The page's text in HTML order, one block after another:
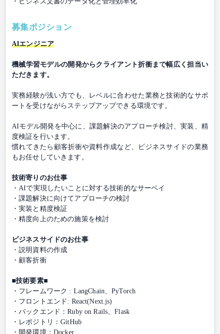
募集ポジション
AIエンジニア
機械学習モデルの開発からクライアント折衝まで幅広く担当い
ただきます。
実務経験が浅い方でも、レベルに合わせた業務と技術的なサポ
ートを受けながらステップアップできる環境です。
AIモデル開発を中心に、課題解決のアプローチ検討、実装、精
度検証を行います。
慣れてきたら顧客折衝や資料作成など、ビジネスサイドの業務
もお任せしていきます。
技術寄りのお仕事
・AIで実現したいことに対する技術的なサーベイ
・課題解決に向けてアプローチの検討
・実装と精度検証
・精度向上のための施策を検討
ビジネスサイドのお仕事
・説明資料の作成
・顧客折衝
■技術要素■
・フレームワーク : LangChain、PyTorch
・フロントエンド: React(Next.js)
・バックエンド：Ruby on Rails、Flask
・レポジトリ：GitHub
・開発環境：Docker